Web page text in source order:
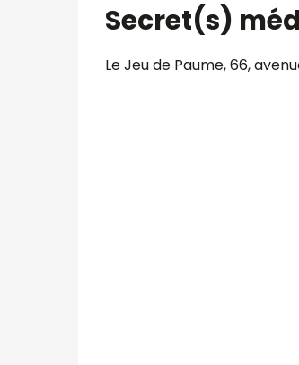
Secret(s)
Le Jeu de Paume, 66,